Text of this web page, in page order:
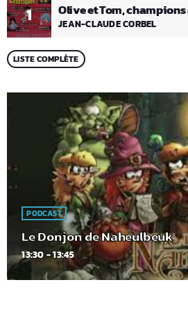
1 Olive et Tom,
JEAN-CLAUDE CORBEL
LISTE COMPLÈTE
PODCAST
Le Donjon de Naheulbeuk
13:30 - 13:45